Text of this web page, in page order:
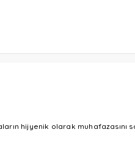
hijyenik olarak muhafazasını